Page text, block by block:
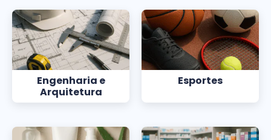
Engenharia e
Arquitetura
Esportes